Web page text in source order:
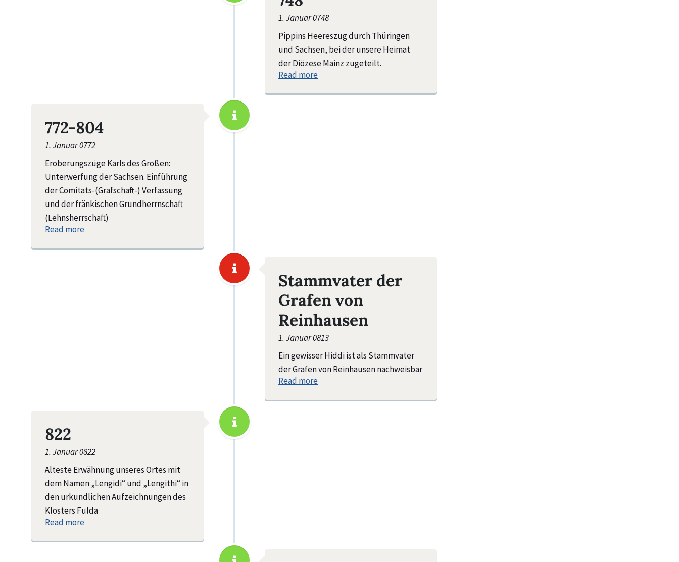
1. Januar 0748
Pippins Heereszug durch Thüringen
und Sachsen, bei der unsere Heimat
der Diözese Mainz zugeteilt.
Read more
772-804
1. Januar 0772
Eroberungszüge Karls des Großen:
Unterwerfung der Sachsen. Einführung
der Comitats-(Grafschaft-) Verfassung
und der fränkischen Grundherrnschaft
(Lehnsherrschaft)
Read more
Stammvater der
Grafen von
Reinhausen
1. Januar 0813
Ein gewisser Hiddi ist als Stammvater
der Grafen von Reinhausen nachweisbar
Read more
822
1. Januar 0822
Älteste Erwähnung unseres Ortes mit
dem Namen „Lengidi“ und „Lengithi“ in
den urkundlichen Aufzeichnungen des
Klosters Fulda
Read more